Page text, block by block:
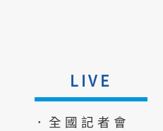
LIVE
．全國記者會